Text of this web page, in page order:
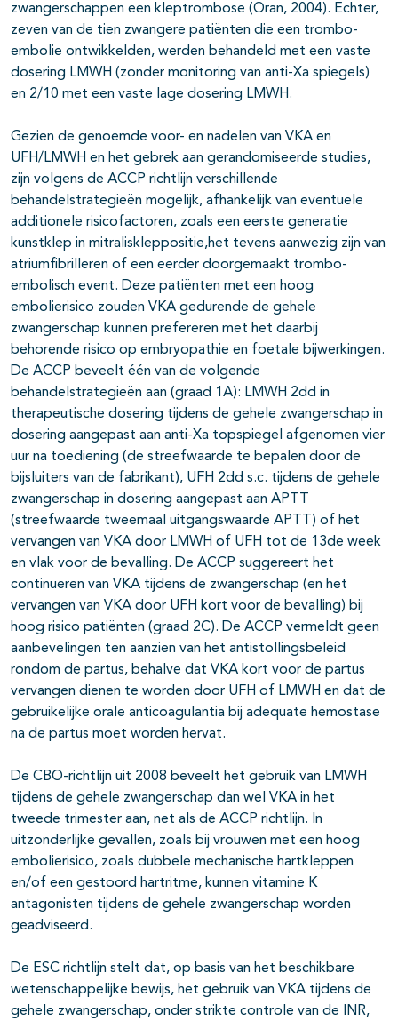
zwangerschappen een kleptrombose (Oran, 2004). Echter,
zeven van de tien zwangere patiënten die een trombo-
embolie ontwikkelden, werden behandeld met een vaste
dosering LMWH (zonder monitoring van anti-Xa spiegels)
en 2/10 met een vaste lage dosering LMWH.
Gezien de genoemde voor- en nadelen van VKA en
UFH/LMWH en het gebrek aan gerandomiseerde studies,
zijn volgens de ACCP richtlijn verschillende
behandelstrategieën mogelijk, afhankelijk van eventuele
additionele risicofactoren, zoals een eerste generatie
kunstklep in mitraliskleppositie,het tevens aanwezig zijn van
atriumfibrilleren of een eerder doorgemaakt trombo-
embolisch event. Deze patiënten met een hoog
embolierisico zouden VKA gedurende de gehele
zwangerschap kunnen prefereren met het daarbij
behorende risico op embryopathie en foetale bijwerkingen.
De ACCP beveelt één van de volgende
behandelstrategieën aan (graad 1A): LMWH 2dd in
therapeutische dosering tijdens de gehele zwangerschap in
dosering aangepast aan anti-Xa topspiegel afgenomen vier
uur na toediening (de streefwaarde te bepalen door de
bijsluiters van de fabrikant), UFH 2dd s.c. tijdens de gehele
zwangerschap in dosering aangepast aan APTT
(streefwaarde tweemaal uitgangswaarde APTT) of het
vervangen van VKA door LMWH of UFH tot de 13de week
en vlak voor de bevalling. De ACCP suggereert het
continueren van VKA tijdens de zwangerschap (en het
vervangen van VKA door UFH kort voor de bevalling) bij
hoog risico patiënten (graad 2C). De ACCP vermeldt geen
aanbevelingen ten aanzien van het antistollingsbeleid
rondom de partus, behalve dat VKA kort voor de partus
vervangen dienen te worden door UFH of LMWH en dat de
gebruikelijke orale anticoagulantia bij adequate hemostase
na de partus moet worden hervat.
De CBO-richtlijn uit 2008 beveelt het gebruik van LMWH
tijdens de gehele zwangerschap dan wel VKA in het
tweede trimester aan, net als de ACCP richtlijn. In
uitzonderlijke gevallen, zoals bij vrouwen met een hoog
embolierisico, zoals dubbele mechanische hartkleppen
en/of een gestoord hartritme, kunnen vitamine K
antagonisten tijdens de gehele zwangerschap worden
geadviseerd.
De ESC richtlijn stelt dat, op basis van het beschikbare
wetenschappelijke bewijs, het gebruik van VKA tijdens de
gehele zwangerschap, onder strikte controle van de INR,